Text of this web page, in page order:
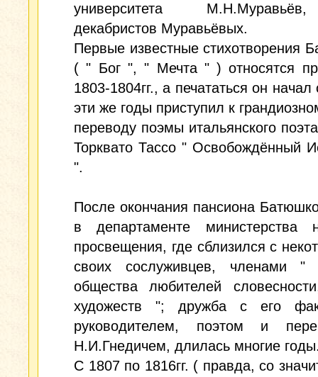
университета
декабристов Муравьёвых.
Первые известные стихотворения
( " Бог ", " Мечта " ) относятся
1803-1804гг., а печататься он начал
эти же годы приступил к
переводу поэмы итальянского
Торквато Тассо " Освобождённый
".
После окончания пансиона
в департаменте министерства
просвещения, где сблизился с
своих сослуживцев, членами "
общества любителей
художеств "; дружба с его
руководителем, поэтом и
Н.И.Гнедичем, длилась многие
С 1807 по 1816гг. ( правда, со